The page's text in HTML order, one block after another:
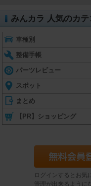
みんカラ 人気のカテ
車種別
整備手帳
パーツレビュー
スポット
まとめ
【PR】ショッピング
ログインするとお気
管理が出来るように